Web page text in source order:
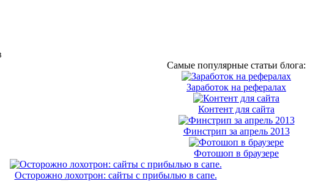
Самые популярные статьи блога:
Заработок на рефералах
Контент для сайта
Финстрип за апрель 2013
Фотошоп в браузере
Осторожно лохотрон: сайты с прибылью в сапе.